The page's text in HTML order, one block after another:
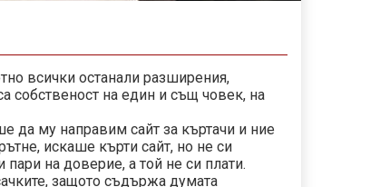
всички останали разширения,
собственост на един и същ човек, на
да му направим сайт за къртачи и ние
искаше кърти сайт, но не си
на доверие, а той не си плати.
защото съдържа думата